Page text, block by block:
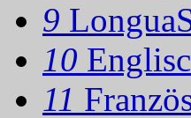
9
10
11